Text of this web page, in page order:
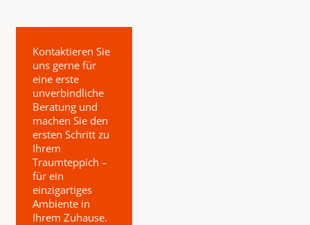
Kontaktieren Sie
uns gerne für
eine erste
unverbindliche
Beratung und
machen Sie den
ersten Schritt zu
Ihrem
Traumteppich –
für ein
einzigartiges
Ambiente in
Ihrem Zuhause.